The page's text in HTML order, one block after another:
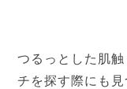
つるっとした肌
チを探す際にも見